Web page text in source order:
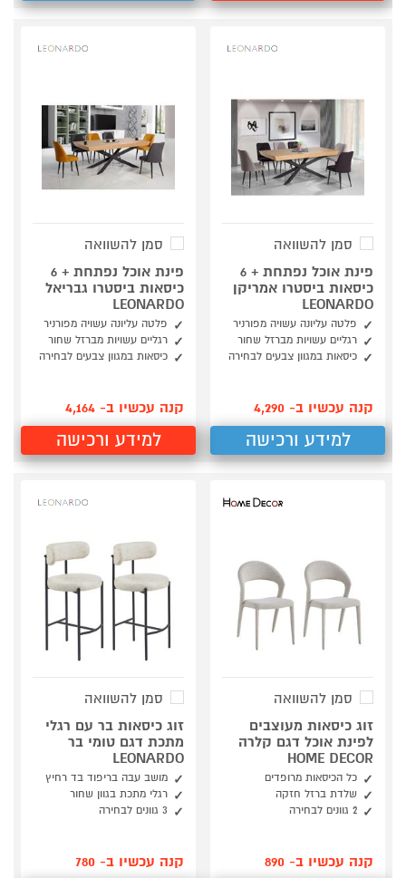
סמן להשוואה
פינת אוכל נפתחת + 6
כיסאות ביסטרו אמריקן
LEONARDO
פלטה עליונה עשויה מפורניר
רגליים עשויות מברזל שחור
כיסאות במגוון צבעים לבחירה
קנה עכשיו ב- 4,290
למידע ורכישה
סמן להשוואה
פינת אוכל נפתחת + 6
כיסאות ביסטרו גבריאל
LEONARDO
פלטה עליונה עשויה מפורניר
רגליים עשויות מברזל שחור
כיסאות במגוון צבעים לבחירה
קנה עכשיו ב- 4,164
למידע ורכישה
סמן להשוואה
זוג כיסאות מעוצבים
לפינת אוכל דגם קלרה
HOME DECOR
כל הכיסאות מרופדים
שלדת ברזל חזקה
2 גוונים לבחירה
קנה עכשיו ב- 890
סמן להשוואה
זוג כיסאות בר עם רגלי
מתכת דגם טומי בר
LEONARDO
מושב עבה בריפוד בד רחיץ
רגלי מתכת בגוון שחור
3 גוונים לבחירה
קנה עכשיו ב- 780